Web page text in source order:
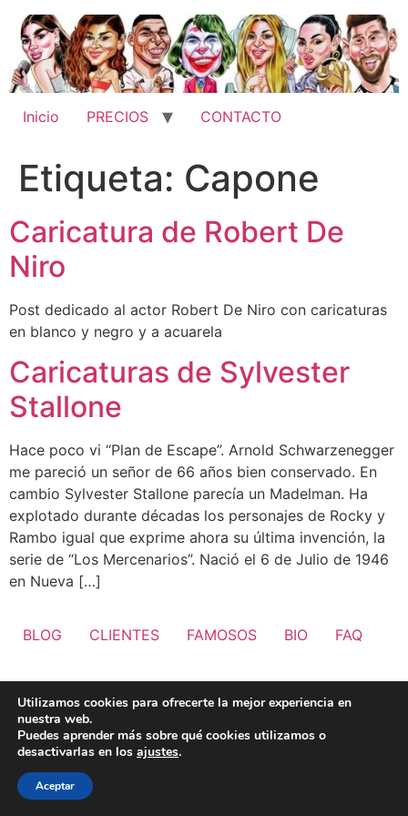
contenido
Inicio PRECIOS CONTACTO
Etiqueta: Capone
Caricatura de Robert De
Niro
Post dedicado al actor Robert De Niro con caricaturas
en blanco y negro y a acuarela
Caricaturas de Sylvester
Stallone
Hace poco vi “Plan de Escape”. Arnold Schwarzenegger
me pareció un señor de 66 años bien conservado. En
cambio Sylvester Stallone parecía un Madelman. Ha
explotado durante décadas los personajes de Rocky y
Rambo igual que exprime ahora su última invención, la
serie de “Los Mercenarios”. Nació el 6 de Julio de 1946
en Nueva […]
BLOG CLIENTES FAMOSOS BIO FAQ
Utilizamos cookies para ofrecerte la mejor experiencia en
nuestra web.
Puedes aprender más sobre qué cookies utilizamos o
desactivarlas en los ajustes.
Aceptar